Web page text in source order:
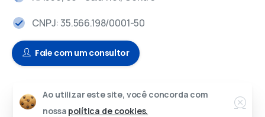
CNPJ: 35.566.198/0001-50
Fale com um consultor
Ao utilizar este site, você concorda com
nossa política de cookies.